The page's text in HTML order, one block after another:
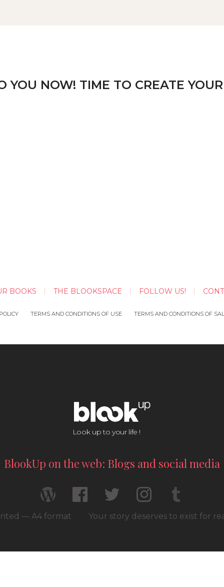
YOU NOW! TIME TO CREATE
BOOKS THE BLOOKSPACE FOLLOW US!
TERMS AND CONDITIONS OF USE TERMS AND CONDITIONS OF
Look up to your life !
BlookUp on the web: Blogs and social media
— A4 format Your story deserves to exist for